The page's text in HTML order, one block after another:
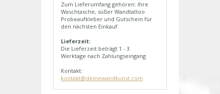
Zum Lieferumfang gehören: Ihre
Waschtasche, süßer Wandtattoo
Probeaufkleber und Gutschein für
den nächsten Einkauf.
Lieferzeit:
Die Lieferzeit beträgt 1 - 3
Werktage nach Zahlungseingang
Kontakt:
kontakt@deinewandkunst.com